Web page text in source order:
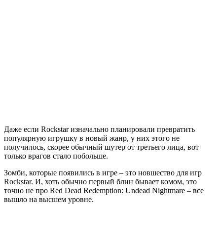
Даже если Rockstar изначально планировали превратить
популярную игрушку в новый жанр, у них этого не
получилось, скорее обычный шутер от третьего лица, вот
только врагов стало побольше.
Зомби, которые появились в игре – это новшество для игр
Rockstar. И, хоть обычно первый блин бывает комом, это
точно не про Red Dead Redemption: Undead Nightmare – все
вышло на высшем уровне.